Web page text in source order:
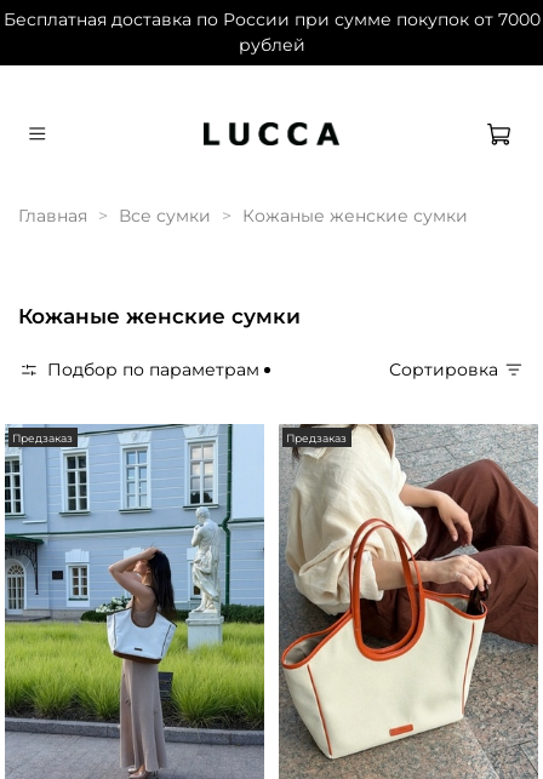
Бесплатная доставка по России при сумме покупок от 7000
рублей
Главная Все сумки Кожаные женские сумки
Кожаные женские сумки
Подбор по параметрам Сортировка
Предзаказ Предзаказ